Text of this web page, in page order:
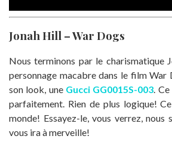
Jonah Hill – War Dogs
Nous terminons par le charismatique
personnage macabre dans le film War
son look, une Gucci GG0015S-003 .
parfaitement. Rien de plus logique!
monde! Essayez-le, vous verrez, nous
vous ira à merveille!